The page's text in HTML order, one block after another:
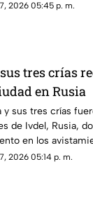
2026 05:45 p. m.
tres crías
en Rusia
y sus tres crías
de Ivdel, Rusia,
en los
2026 05:14 p. m.